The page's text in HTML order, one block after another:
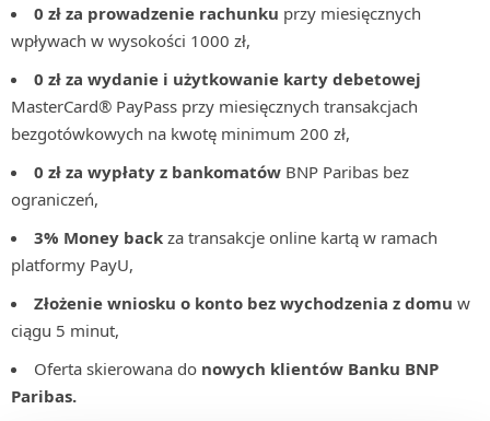
0 zł za prowadzenie rachunku przy miesięcznych
wpływach w wysokości 1000 zł,
0 zł za wydanie i użytkowanie karty debetowej
MasterCard® PayPass przy miesięcznych transakcjach
bezgotówkowych na kwotę minimum 200 zł,
0 zł za wypłaty z bankomatów BNP Paribas bez
ograniczeń,
3% Money back za transakcje online kartą w ramach
platformy PayU,
Złożenie wniosku o konto bez wychodzenia z domu w
ciągu 5 minut,
Oferta skierowana do nowych klientów Banku BNP
Paribas.